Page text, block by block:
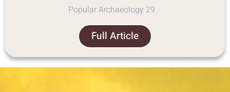
Popular Archaeology 29
Full Article